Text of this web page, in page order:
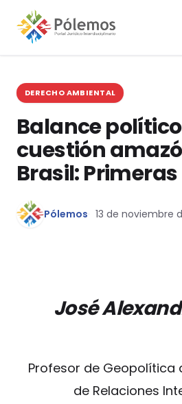
DERECHO AMBIENTAL
Balance
cuestión
Brasil:
Pólemos 13 de noviembre
José
Profesor de
de Relaciones